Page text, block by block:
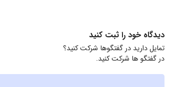
دیدگاه خود را ثبت کنید
تمایل دارید در گفتگوها شرکت کنید؟
در گفتگو ها شرکت کنید.